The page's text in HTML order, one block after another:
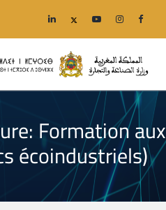
الرئيسية
الوزارة
Formation aux
écoindustriels)